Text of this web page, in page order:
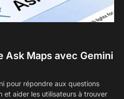
Ask Maps avec Gemini
pour répondre aux questions
et aider les utilisateurs à trouver